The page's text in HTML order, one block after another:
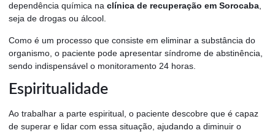
dependência química na clínica de recuperação em Sorocaba,
seja de drogas ou álcool.
Como é um processo que consiste em eliminar a substância do
organismo, o paciente pode apresentar síndrome de abstinência,
sendo indispensável o monitoramento 24 horas.
Espiritualidade
Ao trabalhar a parte espiritual, o paciente descobre que é capaz
de superar e lidar com essa situação, ajudando a diminuir o